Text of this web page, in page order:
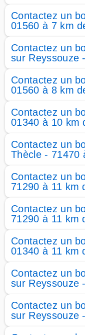
Contactez un
01560 à 7 km
Contactez un
sur Reyssouze
Contactez un
01560 à 8 km
Contactez un
01340 à 10 km
Contactez un
Thècle - 71470
Contactez un
71290 à 11 km
Contactez un
71290 à 11 km
Contactez un
01340 à 11 km
Contactez un
sur Reyssouze
Contactez un
sur Reyssouze